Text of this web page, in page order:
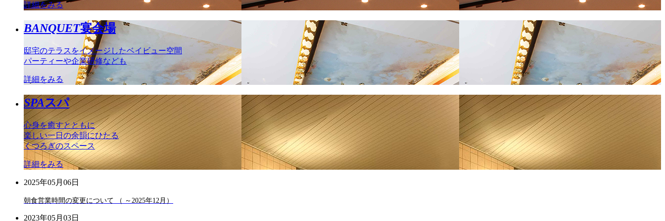
詳細をみる
BANQUET宴会場
邸宅のテラスをイメージしたベイビュー空間
パーティーや企業研修なども
詳細をみる
SPAスパ
心身を癒すとともに
楽しい一日の余韻にひたる
くつろぎのスペース
詳細をみる
2025年05月06日
朝食営業時間の変更について （ ～2025年12月）
2023年05月03日